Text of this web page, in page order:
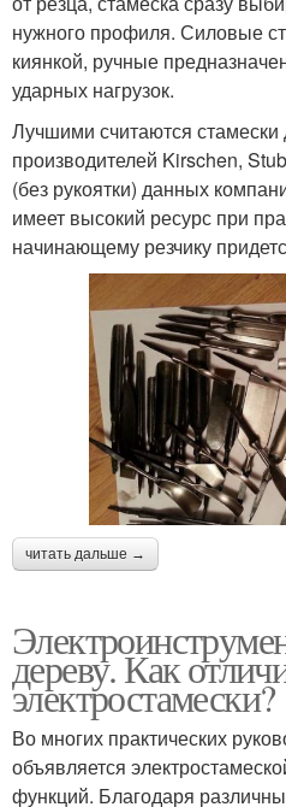
нужного профиля. Силовые
киянкой, ручные
ударных нагрузок.
Лучшими считаются
производителей Kirschen,
(без рукоятки) данных
имеет высокий ресурс при
начинающему резчику
читать дальше →
дереву. Как
электростамески?
Во многих практических
объявляется
функций. Благодаря